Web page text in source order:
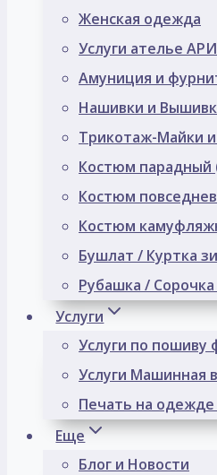
Женская одежда
Услуги ателье АРИ
Амуниция и
Нашивки и
Трикотаж-Майки
Костюм парадный
Костюм
Костюм
Бушлат / Куртка
Рубашка /
Услуги
Услуги по
Услуги Машинная
Печать на одежде
Еще
Блог и Новости